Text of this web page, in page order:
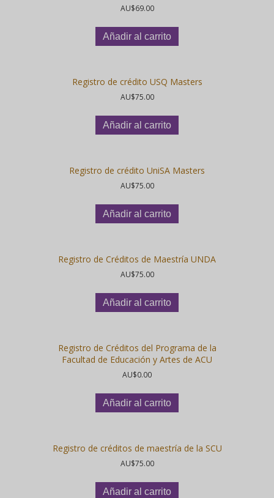
AU$69.00
Añadir al carrito
Registro de crédito USQ Masters
AU$75.00
Añadir al carrito
Registro de crédito UniSA Masters
AU$75.00
Añadir al carrito
Registro de Créditos de Maestría UNDA
AU$75.00
Añadir al carrito
Registro de Créditos del Programa de la
Facultad de Educación y Artes de ACU
AU$0.00
Añadir al carrito
Registro de créditos de maestría de la SCU
AU$75.00
Añadir al carrito